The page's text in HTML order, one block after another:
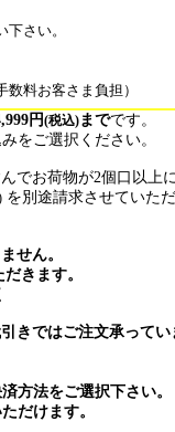
さい。
料お客さま負担）
円(税込) までです。
をご選択ください。
でお荷物が2個口以上
を別途請求させていた
せん。
きます。
きではご注文承ってい
方法をご選択下さい。
だけます。